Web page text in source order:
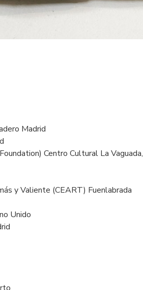
Madrid
Centro Cultural La Vaguada,
y Valiente (CEART) Fuenlabrada
Unido